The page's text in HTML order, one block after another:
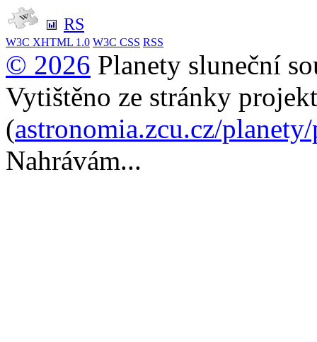
RS
W3C XHTML 1.0 W3C CSS RSS
© 2026 Planety sluneční
Vytištěno ze stránky
(astronomia.zcu.cz/
Nahrávám...